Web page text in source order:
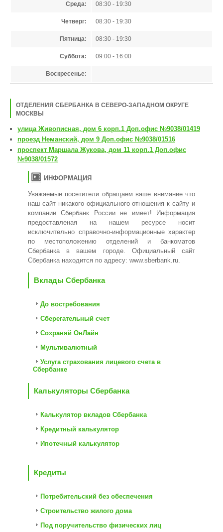
Среда: 08:30 - 19:30
Четверг: 08:30 - 19:30
Пятница: 08:30 - 19:30
Суббота: 09:00 - 16:00
Воскресенье:
ОТДЕЛЕНИЯ СБЕРБАНКА В СЕВЕРО-ЗАПАДНОМ ОКРУГЕ
МОСКВЫ
улица Живописная, дом 6 корп.1 Доп.офис №9038/01419
проезд Неманский, дом 9 Доп.офис №9038/01516
проспект Маршала Жукова, дом 11 корп.1 Доп.офис
№9038/01572
ИНФОРМАЦИЯ
Уважаемые посетители обращаем ваше внимание что
наш сайт никакого официального отношения к сайту и
компании Сбербанк России не имеет! Информация
предоставленая на нашем ресурсе носит
исключительно справочно-информационные характер
по местоположению отделений и банкоматов
Сбербанка в вашем городе. Официальный сайт
Сбербанка находится по адресу: www.sberbank.ru
Вклады Сбербанка
До востребования
Сберегательный счет
Сохраняй ОнЛайн
Мультивалютный
Услуга страхования лицевого счета в
Сбербанке
Калькуляторы Сбербанка
Калькулятор вкладов Сбербанка
Кредитный калькулятор
Ипотечный калькулятор
Кредиты
Потребительский без обеспечения
Строительство жилого дома
Под поручительство физических лиц